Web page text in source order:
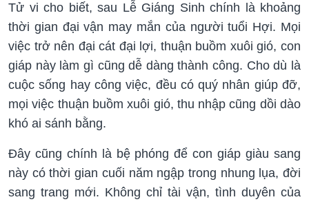
Tử vi cho biết, sau Lễ Giáng Sinh chính là khoảng
thời gian đại vận may mắn của người tuổi Hợi. Mọi
việc trở nên đại cát đại lợi, thuận buồm xuôi gió, con
giáp này làm gì cũng dễ dàng thành công. Cho dù là
cuộc sống hay công việc, đều có quý nhân giúp đỡ,
mọi việc thuận buồm xuôi gió, thu nhập cũng dồi dào
khó ai sánh bằng.
Đây cũng chính là bệ phóng để con giáp giàu sang
này có thời gian cuối năm ngập trong nhung lụa, đời
sang trang mới. Không chỉ tài vận, tình duyên của